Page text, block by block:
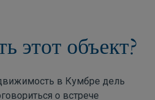
этот объект?
в Кумбре дель
о встрече